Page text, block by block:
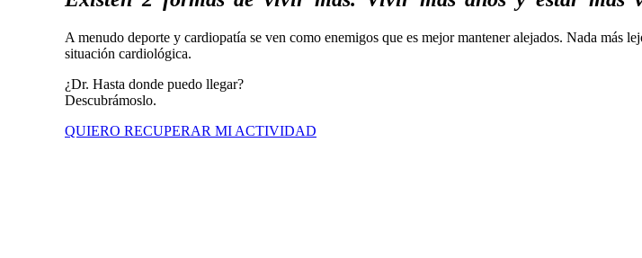
A menudo deporte y cardiopatía se ven como enemigos que es mejor mantener alejados. Nada más
situación cardiológica.
¿Dr. Hasta donde puedo llegar?
Descubrámoslo.
QUIERO RECUPERAR MI ACTIVIDAD